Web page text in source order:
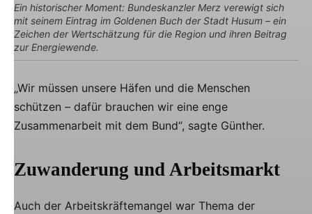
Ein historischer Moment: Bundeskanzler Merz verewigt sich
mit seinem Eintrag im Goldenen Buch der Stadt Husum – ein
Zeichen der Wertschätzung für die Region und ihren Beitrag
zur Energiewende.
„Wir müssen unsere Häfen und die Menschen
schützen – dafür brauchen wir eine enge
Zusammenarbeit mit dem Bund“, sagte Günther.
Zuwanderung und Arbeitsmarkt
Auch der Arbeitskräftemangel war Thema der